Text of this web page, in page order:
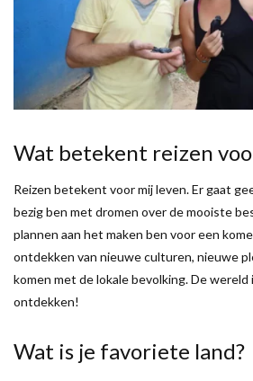
Wat betekent reizen
Reizen betekent voor mij leven. Er gaat
bezig ben met dromen over de mooiste
plannen aan het maken ben voor een
ontdekken van nieuwe culturen, nieuwe
komen met de lokale bevolking. De
ontdekken!
Wat is je favoriete land?